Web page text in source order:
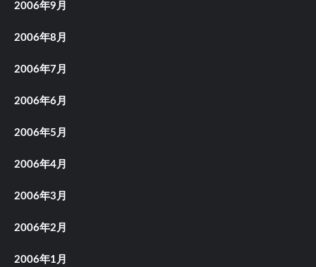
2006年9月
2006年8月
2006年7月
2006年6月
2006年5月
2006年4月
2006年3月
2006年2月
2006年1月